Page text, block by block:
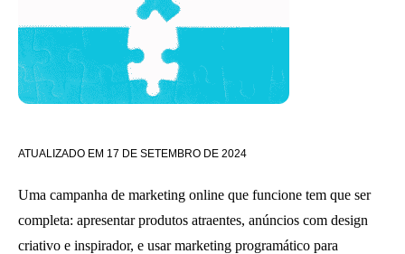
ATUALIZADO EM 17 DE SETEMBRO DE 2024
Uma campanha de marketing online que funcione tem que ser
completa: apresentar produtos atraentes, anúncios com design
criativo e inspirador, e usar marketing programático para